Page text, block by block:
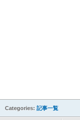
Categories: 記事一覧